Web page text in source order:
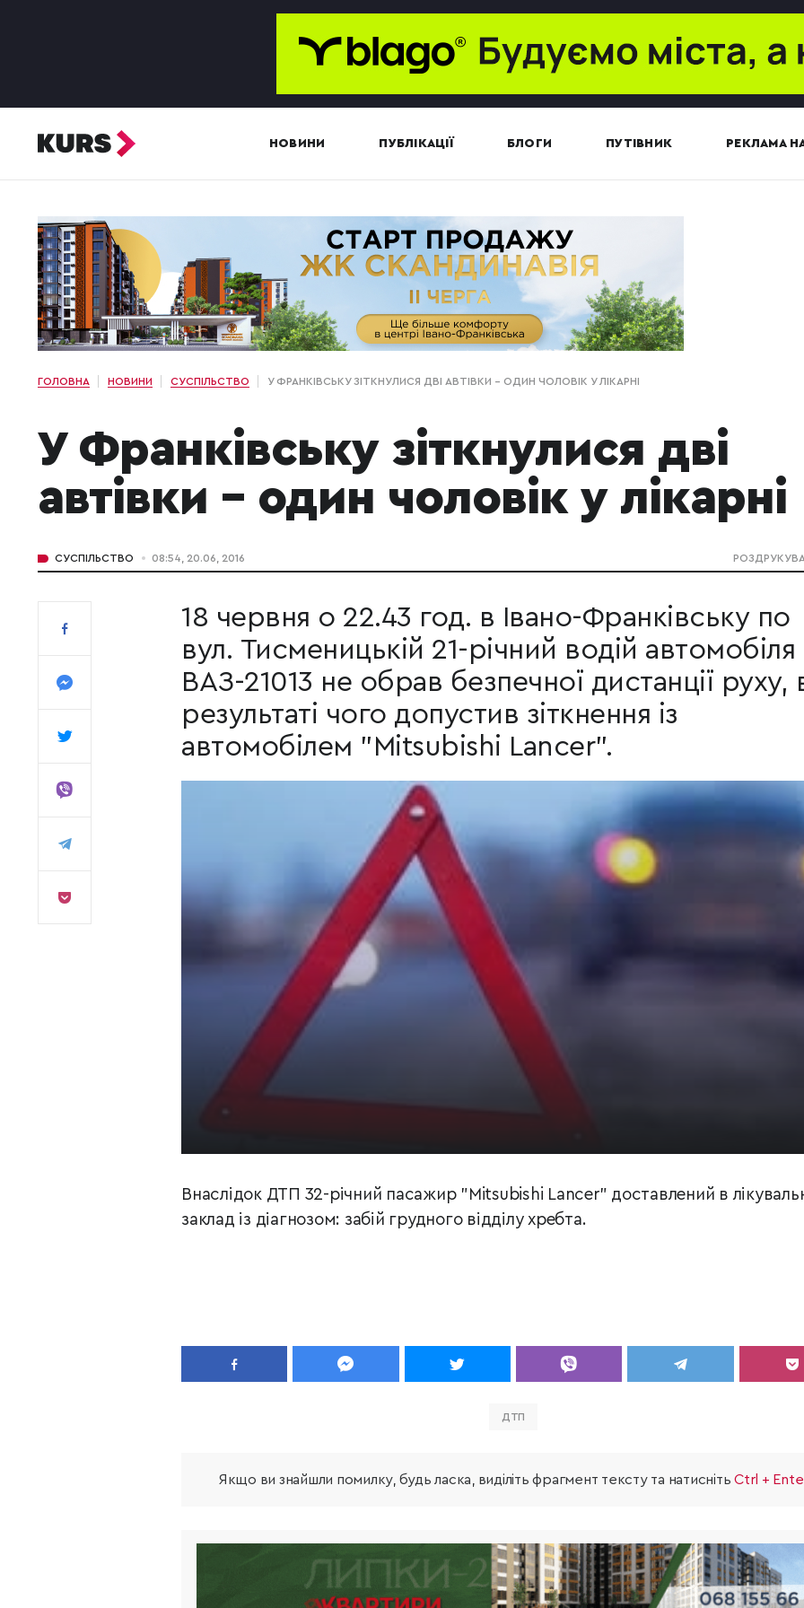
НОВИНИ ПУБЛІКАЦІЇ БЛОГИ ПУТІВНИК РЕКЛАМА
ГОЛОВНА НОВИНИ СУСПІЛЬСТВО У ФРАНКІВСЬКУ ЗІТКНУЛИСЯ ДВІ АВТІВКИ – ОДИН ЧОЛОВІК У ЛІКАРНІ
У Франківську зіткнулися дві
автівки – один чоловік у лікарні
СУСПІЛЬСТВО 08:54, 20.06, 2016
18 червня о 22.43 год. в Івано-Франківську по
вул. Тисменицькій 21-річний водій автомобіля
ВАЗ-21013 не обрав безпечної дистанції руху,
результаті чого допустив зіткнення із
автомобілем "Mitsubishi Lancer".
Внаслідок ДТП 32-річний пасажир "Mitsubishi Lancer" доставлений в
заклад із діагнозом: забій грудного відділу хребта.
ДТП
Якщо ви знайшли помилку, будь ласка, виділіть фрагмент тексту та натиснітьCtrl +